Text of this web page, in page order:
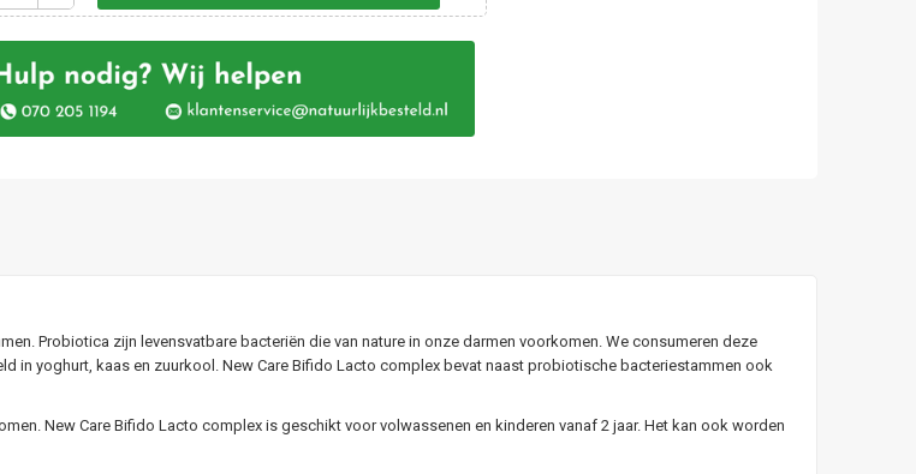
Probiotica zijn levensvatbare bacteriën die van nature in onze darmen voorkomen. We consumeren deze
in yoghurt, kaas en zuurkool. New Care Bifido Lacto complex bevat naast probiotische bacteriestammen ook
New Care Bifido Lacto complex is geschikt voor volwassenen en kinderen vanaf 2 jaar. Het kan ook worden